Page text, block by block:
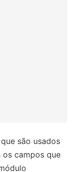
são usados
campos que